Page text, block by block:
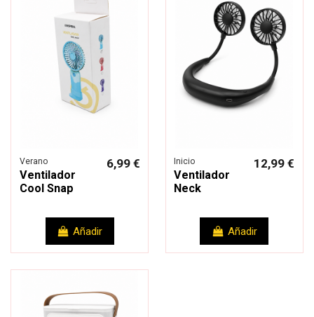
Verano
Ventilador
Cool Snap
6,99 €
Añadir
Inicio
Ventilador
Neck
12,99 €
Añadir